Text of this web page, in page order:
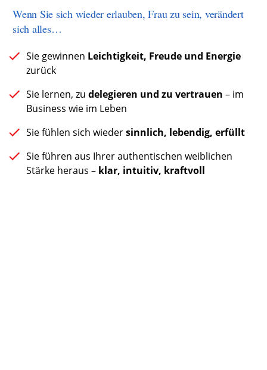
Wenn Sie sich wieder erlauben, Frau zu sein, verändert
sich alles…
Sie gewinnen Leichtigkeit, Freude und Energie
zurück
Sie lernen, zu delegieren und zu vertrauen – im
Business wie im Leben
Sie fühlen sich wiedersinnlich, lebendig, erfüllt
Sie führen aus Ihrer authentischen weiblichen
Stärke heraus – klar, intuitiv, kraftvoll